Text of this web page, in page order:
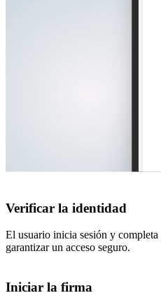
Verificar la identidad
El usuario inicia sesión y
garantizar un acceso seguro.
Iniciar la firma